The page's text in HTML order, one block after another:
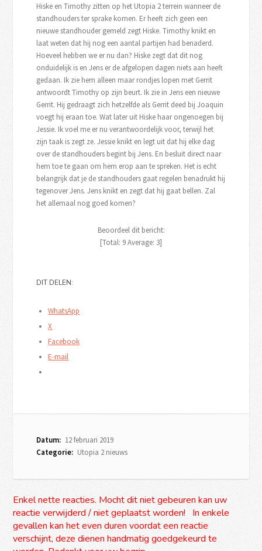
Hiske en Timothy zitten op het Utopia 2 terrein wanneer de
standhouders ter sprake komen. Er heeft zich geen een
nieuwe standhouder gemeld zegt Hiske. Timothy knikt en
laat weten dat hij nog een aantal partijen had benaderd.
Hoeveel hebben we er nu dan? Hiske zegt dat dit nog
onduidelijk is en Jens er de afgelopen dagen niets aan heeft
gedaan. Ik zie hem alleen maar rondjes lopen met Gerrit
antwoordt Timothy op zijn beurt. Ik zie in Jens een nieuwe
Gerrit. Hij gedraagt zich hetzelfde als Gerrit deed bij Joaquin
voegt hij eraan toe. Wat later uit Hiske haar ongenoegen bij
Jessie. Ik voel me er nu verantwoordelijk voor, terwijl het
zijn taak is zegt ze. Jessie knikt en legt uit dat hij elke dag
over de standhouders begint bij Jens. En besluit direct naar
hem toe te gaan om hem erop aan te spreken. Het is echt
belangrijk dat je de standhouders gaat regelen benadrukt hij
tegenover Jens. Jens knikt en zegt dat hij gaat bellen. Zal
het allemaal nog goed komen?
Beoordeel dit bericht:
[Total: 9Average: 3]
DIT DELEN:
WhatsApp
X
Facebook
E-mail
Datum: 12 februari 2019
Categorie: Utopia 2 nieuws
Enkel nette reacties. Mocht dit niet gebeuren kan uw
reactie verwijderd / niet geplaatst worden! In enkele
gevallen kan het even duren voordat een reactie
verschijnt, deze dienen handmatig goedgekeurd te